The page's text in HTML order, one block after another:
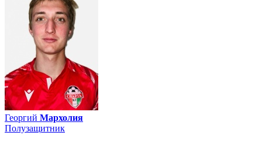
Георгий Мархолия
Полузащитник